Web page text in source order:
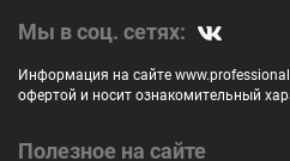
Мы в соц. сетях:
Информация на сайте
офертой и носит ознакомительный
Полезное на сайте